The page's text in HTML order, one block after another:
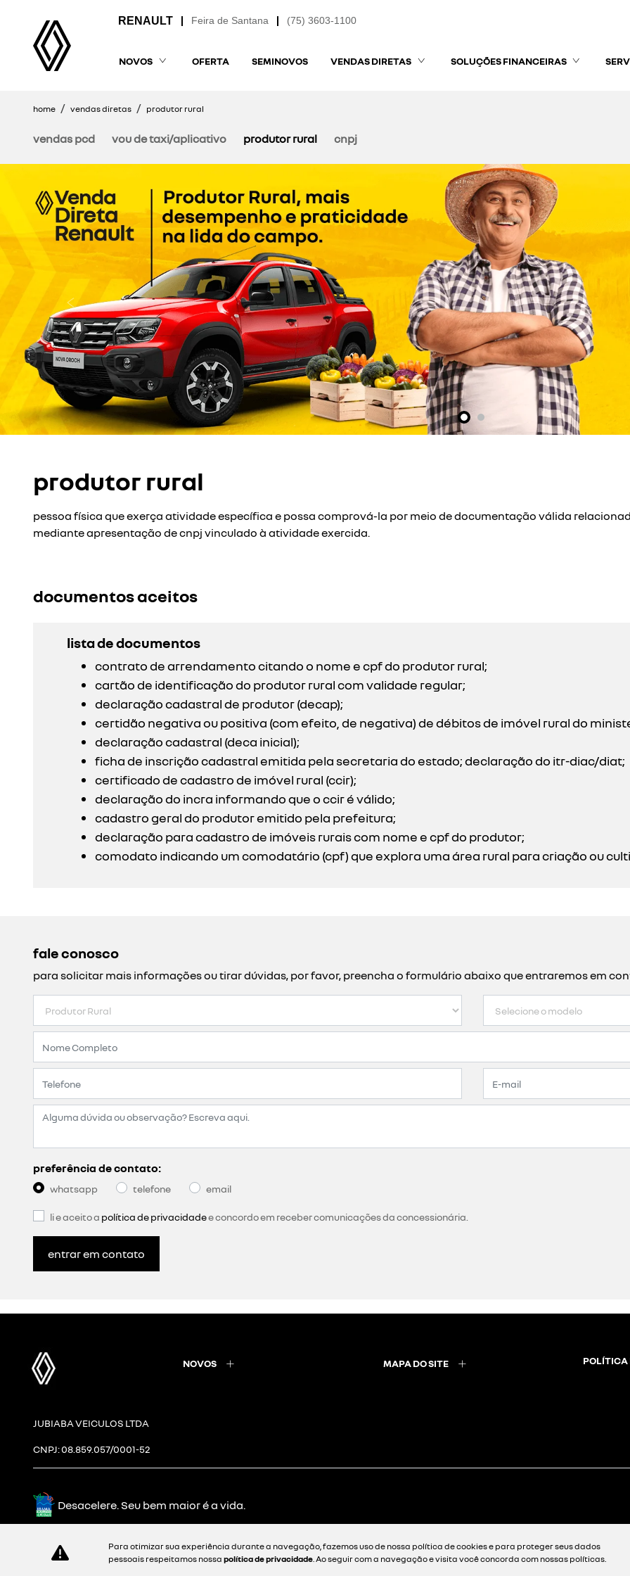
(75) 3603-1100
Feira de Santana
NOVOS OFERTA SEMINOVOS VENDAS DIRETAS SOLUÇÕES FINANCEIRAS
home vendas diretas produtor rural
vendas pcd vou de taxi/aplicativo produtor rural cnpj
produtor rural
pessoa física que exerça atividade específica e possa comprová-la por meio de documentação válida
mediante apresentação de cnpj vinculado à atividade exercida.
documentos aceitos
lista de documentos
contrato de arrendamento citando o nome e cpf do produtor rural;
declaração cadastral de produtor (decap);
declaração cadastral (deca inicial);
declaração do incra informando que o ccir é válido;
declaração para cadastro de imóveis rurais com nome e cpf do produtor;
fale conosco
para solicitar mais informações ou tirar dúvidas, por favor, preencha o formulário abaixo que entraremos em
Para otimizar sua experiência durante a navegação, fazemos uso de nossa política de cookies e para proteger seus dados
pessoais respeitamos nossa política de privacidade. Ao seguir com a navegação e visita você concorda com nossas políticas.